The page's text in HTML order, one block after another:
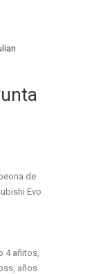
de
Evo
4 añitos,
años